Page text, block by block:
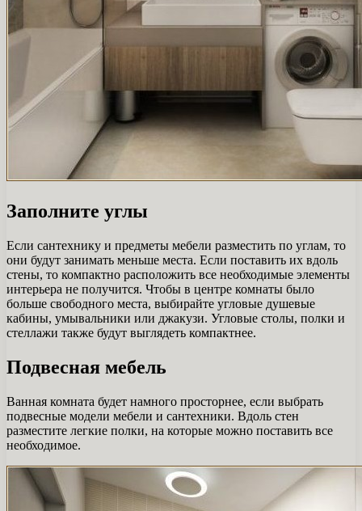
Заполните углы
Если сантехнику и предметы мебели разместить по углам, то
они будут занимать меньше места. Если поставить их вдоль
стены, то компактно расположить все необходимые элементы
интерьера не получится. Чтобы в центре комнаты было
больше свободного места, выбирайте угловые душевые
кабины, умывальники или джакузи. Угловые столы, полки и
стеллажи также будут выглядеть компактнее.
Подвесная мебель
Ванная комната будет намного просторнее, если выбрать
подвесные модели мебели и сантехники. Вдоль стен
разместите легкие полки, на которые можно поставить все
необходимое.